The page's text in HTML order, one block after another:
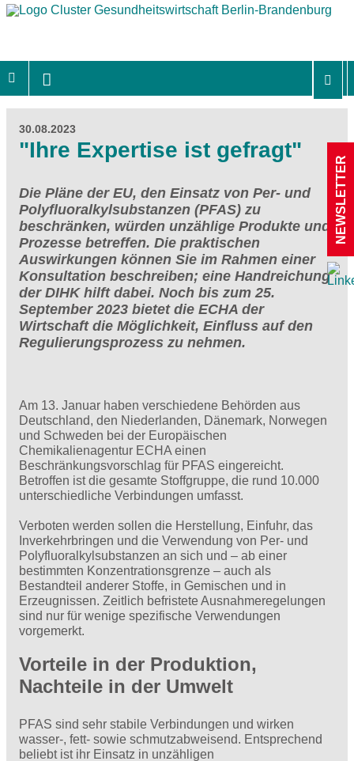
30.08.2023
"Ihre Expertise ist gefragt"
Die Pläne der EU, den Einsatz von Per- und
Polyfluoralkylsubstanzen (PFAS) zu
beschränken, würden unzählige Produkte und
Prozesse betreffen. Die praktischen
Auswirkungen können Sie im Rahmen einer
Konsultation beschreiben; eine Handreichung
der DIHK hilft dabei. Noch bis zum 25.
September 2023 bietet die ECHA der
Wirtschaft die Möglichkeit, Einfluss auf den
Regulierungsprozess zu nehmen.
Am 13. Januar haben verschiedene Behörden aus
Deutschland, den Niederlanden, Dänemark, Norwegen
und Schweden bei der Europäischen
Chemikalienagentur ECHA einen
Beschränkungsvorschlag für PFAS eingereicht.
Betroffen ist die gesamte Stoffgruppe, die rund 10.000
unterschiedliche Verbindungen umfasst.
Verboten werden sollen die Herstellung, Einfuhr, das
Inverkehrbringen und die Verwendung von Per- und
Polyfluoralkylsubstanzen an sich und – ab einer
bestimmten Konzentrationsgrenze – auch als
Bestandteil anderer Stoffe, in Gemischen und in
Erzeugnissen. Zeitlich befristete Ausnahmeregelungen
sind nur für wenige spezifische Verwendungen
vorgemerkt.
Vorteile in der Produktion,
Nachteile in der Umwelt
PFAS sind sehr stabile Verbindungen und wirken
wasser-, fett- sowie schmutzabweisend. Entsprechend
beliebt ist ihr Einsatz in unzähligen
NEWSLETTER